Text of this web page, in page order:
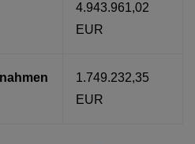
4.943.961,02
EUR
1.749.232,35
EUR